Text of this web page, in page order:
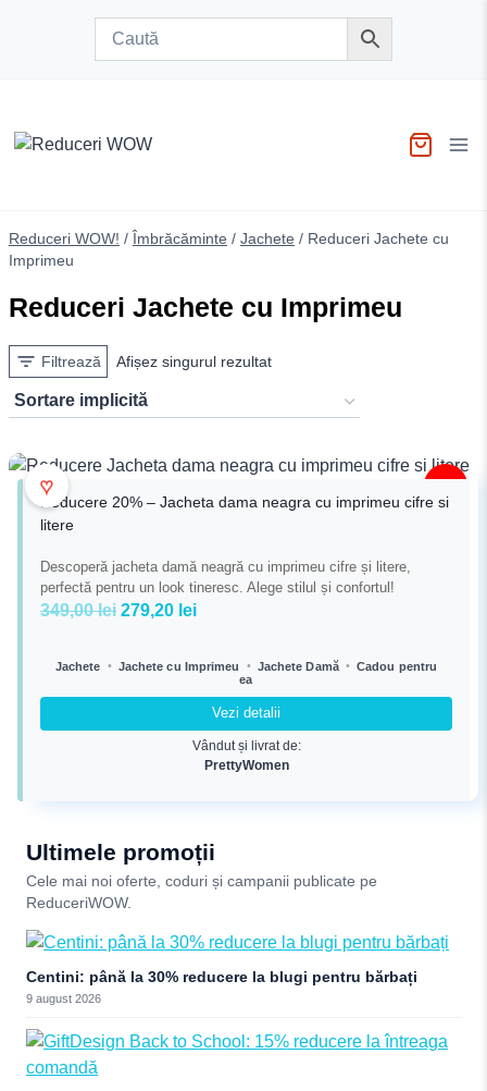
Reduceri WOW! / Îmbrăcăminte / Jachete / Reduceri Jachete cu
Imprimeu
Reduceri Jachete cu Imprimeu
Filtrează Afișez singurul rezultat
♥
Reducere 20% – Jacheta dama neagra cu imprimeu cifre si
litere
Descoperă jacheta damă neagră cu imprimeu cifre și litere,
perfectă pentru un look tineresc. Alege stilul și confortul!
349,00lei Prețul
a
279,20 leiPrețul
este:
279,20 lei.
Jachete • Jachete cu Imprimeu • Jachete Damă • Cadou pentru
ea
Vezi detalii
Vândut și livrat de:
PrettyWomen
Ultimele promoții
Cele mai noi oferte, coduri și campanii publicate pe
ReduceriWOW.
Centini: până la 30% reducere la blugi pentru bărbați
9 august 2026